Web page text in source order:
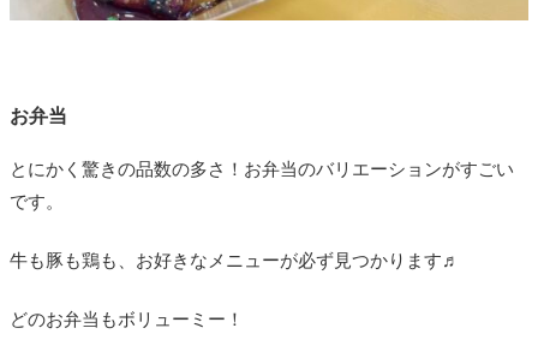
お弁当
とにかく驚きの品数の多さ！お弁当のバリエーションがすごい
です。
牛も豚も鶏も、お好きなメニューが必ず見つかります♬
どのお弁当もボリューミー！